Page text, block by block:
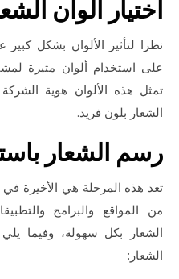
اختيار ألوان
نظرا لتأثير الألوان بشكل
على استخدام ألوان مثيرة
تمثل هذه الألوان هوية
الشعار بلون فريد.
رسم الشعار
تعد هذه المرحلة هي الأخيرة في
من المواقع والبرامج
الشعار بكل سهولة، وفيما
الشعار: